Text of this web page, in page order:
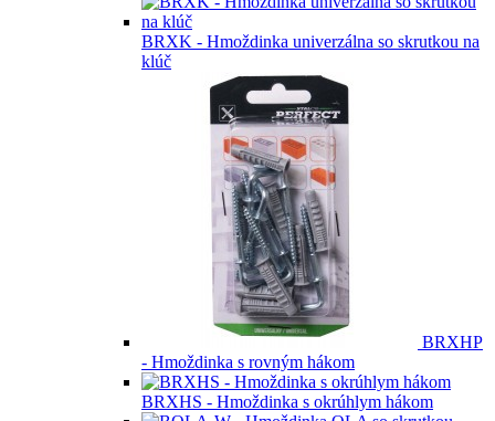
BRXK - Hmoždinka univerzálna so skrutkou na
klúč
BRXHP
- Hmoždinka s rovným hákom
BRXHS - Hmoždinka s okrúhlym hákom